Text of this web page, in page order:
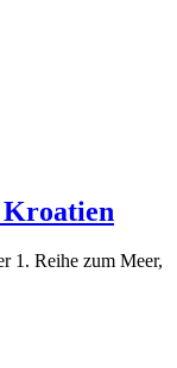
1. Reihe zum Meer,